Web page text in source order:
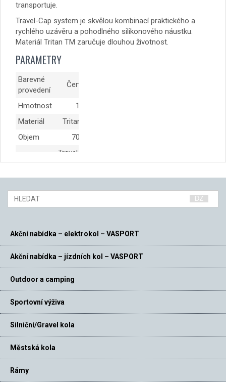
transportuje.
Travel-Cap system je skvělou kombinací praktického a
rychlého uzávěru a pohodlného silikonového náustku.
Materiál Tritan TM zaručuje dlouhou životnost.
PARAMETRY
Barevné
provedení
Červená
Hmotnost
172 g
Materiál
Tritan TM
Objem
700 ml
Travel-Cap
šroubovací
Akční nabídka – elektrokol – VASPORT
Akční nabídka – jízdních kol – VASPORT
Outdoor a camping
Sportovní výživa
Silniční/Gravel kola
Městská kola
Rámy